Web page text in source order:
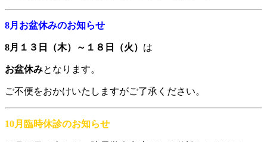
8月お盆休みのお知らせ
8月１３日（木）～１８日（火） は
お盆休みとなります。
ご不便をおかけいたしますがご了承ください。
10月臨時休診のお知らせ